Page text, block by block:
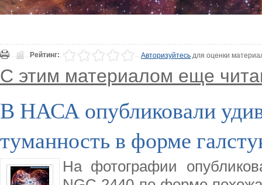
Рейтинг: Авторизуйтесьдля оценки
С этим материалом еще
В НАСА опубликовали
туманность в форме
На фотографии